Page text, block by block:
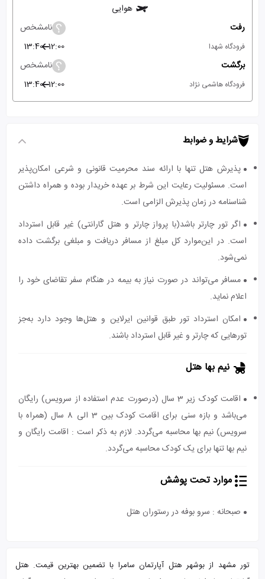
هوایی
رفت
نامشخص
فرودگاه شهدا 12:00
13:40
برگشت
نامشخص
فرودگاه هاشمی نژاد 12:00
13:40
شرایط و ضوابط
پذیرش هتل تنها با ارائه سند محرمیت قانونی و شرعی امکان‌پذیر
است. مسئولیت رعایت این شرط بر عهده خریدار بوده و همراه داشتن
شناسنامه در زمان پذیرش الزامی است.
اگر تور چارتر باشد(با پرواز چارتر و هتل گارانتی) غیر قابل استرداد
است. در این‌موارد کل مبلغ از مسافر دریافت و مبلغی برگشت داده
نمی‌شود.
مسافر می‌تواند در صورت نیاز به بیمه در هنگام سفر تقاضای خود را
اعلام نماید.
امکان استرداد تور طبق قوانین ایرلاین و هتل‌ها وجود دارد به‌جز
تورهایی که چارتر و غیر قابل استرداد باشند.
نیم بها هتل
اقامت کودک زیر 3 سال (درصورت عدم استفاده از سرویس) رایگان
می‌باشد و بازه سنی برای اقامت کودک بین 3 الی 8 سال (همراه با
سرویس) نیم بها محاسبه می‌گردد. لازم به ذکر است : اقامت رایگان و
نیم بها تنها برای یک کودک محاسبه می‌گردد.
موارد تحت پوشش
صبحانه : سرو بوفه در رستوران هتل
تور مشهد از بوشهر هتل آپارتمان سامرا با تضمین بهترین قیمت. هتل